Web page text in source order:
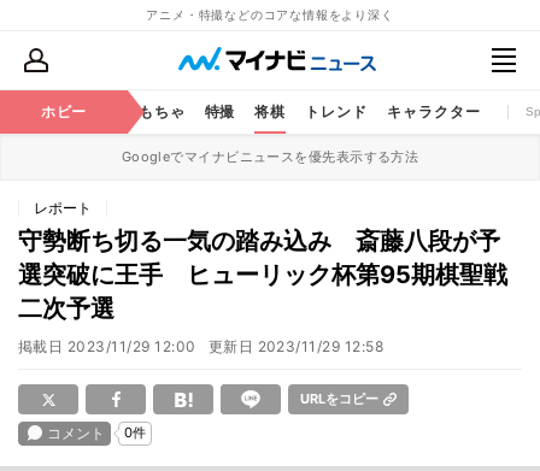
アニメ・特撮などのコアな情報をより深く
ホビー
コミック おもちゃ 特撮 将棋 トレンド キャラクター
Googleでマイナビニュースを優先表示する方法
レポート
守勢断ち切る一気の踏み込み 斎藤八段が予
選突破に王手 ヒューリック杯第95期棋聖戦
二次予選
掲載日 2023/11/29 12:00 更新日 2023/11/29 12:58
URLをコピー